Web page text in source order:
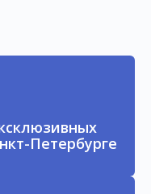
Петербурге